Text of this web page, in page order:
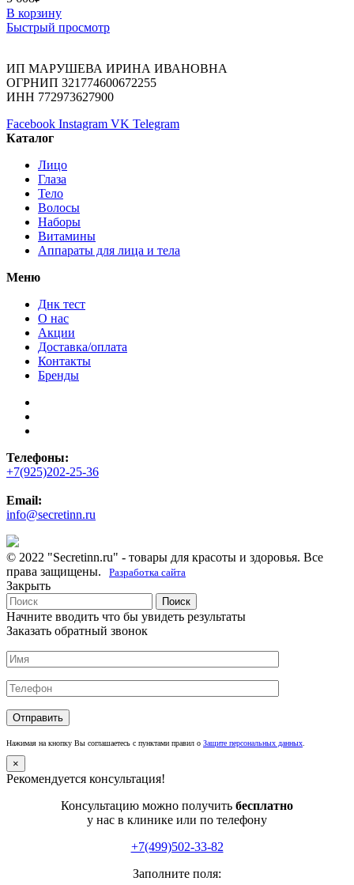
В корзину
Быстрый просмотр
ИП МАРУШЕВА ИРИНА ИВАНОВНА
ОГРНИП 321774600672255
ИНН 772973627900
Facebook Instagram VK Telegram
Каталог
Лицо
Глаза
Тело
Волосы
Наборы
Витамины
Аппараты для лица и тела
Меню
Днк тест
О нас
Акции
Доставка/оплата
Контакты
Бренды
Телефоны:
+7(925)202-25-36
Email:
info@secretinn.ru
© 2022 "Secretinn.ru" - товары для красоты и здоровья. Все
права защищены.
Разработка сайта
Закрыть
Поиск
Начните вводить что бы увидеть результаты
Заказать обратный звонок
Нажимая на кнопку Вы соглашаетесь с пунктами правил о Защите персональных данных
×
Рекомендуется консультация!
Консультацию можно получить бесплатно
у нас в клинике или по телефону
+7(499)502-33-82
Заполните поля: